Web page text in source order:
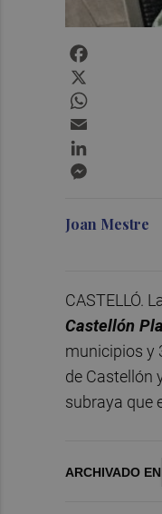
Joan Mestre
CASTELLÓ.
Castellón
municipios y
de Castellón
subraya que
ARCHIVADO EN